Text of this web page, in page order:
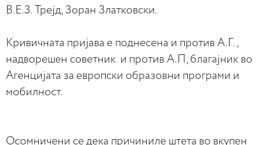
В.Е.З. Трејд, Зоран Златковски.
Кривичната пријава е поднесена и против А.Г.,
надворешен советник и против А.П, благајник во
Агенцијата за европски образовни програми и
мобилност.
Осомничени се дека причиниле штета во вкупен